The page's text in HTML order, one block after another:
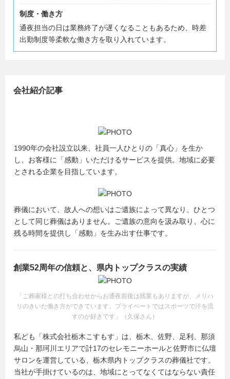
制度・働き方
通夜担当の日は業務終了が遅くなることもあるため、時差
出勤制度等柔軟な働き方を取り入れています。
会社紹介記事
1990年の会社設立以来、社員一人ひとりの「真心」を生か
し、お客様に「感動」いただけるサービスを提供。地域に必要
とされる企業を目指しています。
葬儀において、故人への想いはご遺族によって異なり、ひとつ
として同じ葬儀はありません。ご遺族の意向を汲み取り、心に
残る時間を提供し「感動」を生み出す仕事です。
創業52周年の信頼と、県内トップクラスの実績
「ご葬家様との打ち合わせからお通夜前後は残業もありますが、メリハ
リのきいた働き方ができています。プライベートではスポーツで汗を流
すのが好きです」（久保さん）
私ども「株式会社栃木こすもす」は、栃木、佐野、足利、那須
烏山・那珂川エリアで計17のセレモニーホールと佐野市に仏壇
サロンを運営している、栃木県内トップクラスの葬儀社です。
当社が手掛けているのは、地域にとってなくてはならない責任